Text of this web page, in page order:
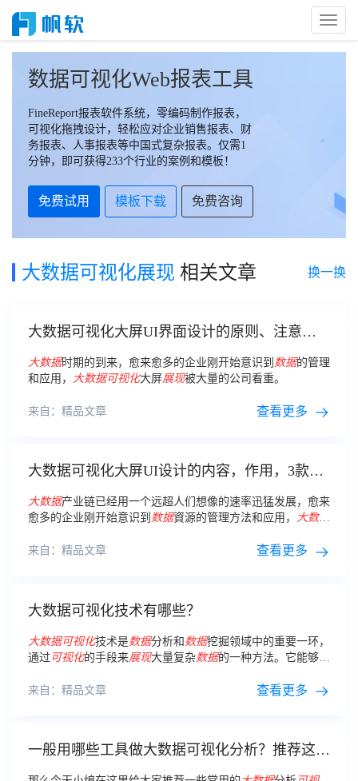
Toggle
数据可视化Web报表工具
FineReport报表软件系统，零编码制作报表，
可视化拖拽设计，轻松应对企业销售报表、财
务报表、人事报表等中国式复杂报表。仅需1
分钟，即可获得233个行业的案例和模板！
免费试用 模板下载 免费咨询
大数据可视化展现 相关文章 换一换
大数据可视化大屏UI界面设计的原则、注意点
和流程步骤
大数据时期的到来，愈来愈多的企业刚开始意识到 数据的管理
和应用， 大数据可视化大屏展现被大量的公司看重。
来自：精品文章 查看更多
大数据可视化大屏UI设计的内容，作用，3款常
用工具
大数据产业链已经用一个远超人们想像的速率迅猛发展，愈来
愈多的企业刚开始意识到 数据資源的管理方法和应用， 大数据
来自：精品文章
查看更多
大数据可视化技术有哪些？
大数据可视化技术是数据分析和 数据挖掘领域中的重要一环，
通过 可视化的手段来展现大量复杂数据的一种方法。它能够帮
模式和规律。
来自：精品文章 查看更多
一般用哪些工具做大数据可视化分析？推荐这3